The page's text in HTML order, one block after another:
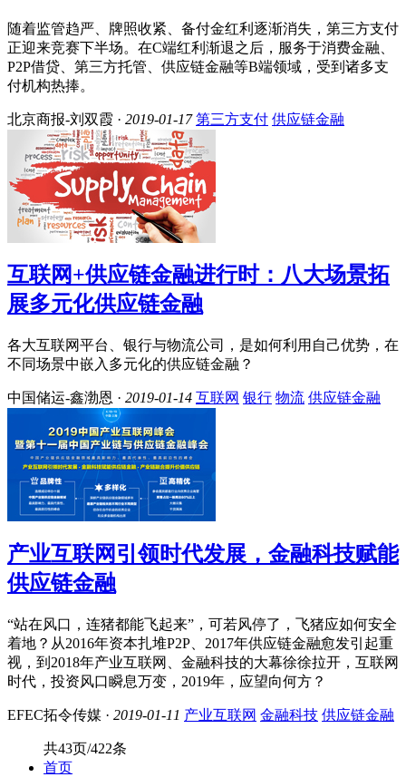
随着监管趋严、牌照收紧、备付金红利逐渐消失，第三方支付
正迎来竞赛下半场。在C端红利渐退之后，服务于消费金融、
P2P借贷、第三方托管、供应链金融等B端领域，受到诸多支
付机构热捧。
北京商报-刘双霞 · 2019-01-17 第三方支付 供应链金融
互联网+供应链金融进行时：八大场景拓
展多元化供应链金融
各大互联网平台、银行与物流公司，是如何利用自己优势，在
不同场景中嵌入多元化的供应链金融？
中国储运-鑫渤恩 · 2019-01-14 互联网 银行 物流 供应链金融
产业互联网引领时代发展，金融科技赋能
供应链金融
“站在风口，连猪都能飞起来”，可若风停了，飞猪应如何安全
着地？从2016年资本扎堆P2P、2017年供应链金融愈发引起重
视，到2018年产业互联网、金融科技的大幕徐徐拉开，互联网
时代，投资风口瞬息万变，2019年，应望向何方？
EFEC拓令传媒 · 2019-01-11 产业互联网 金融科技 供应链金融
共43页/422条
首页